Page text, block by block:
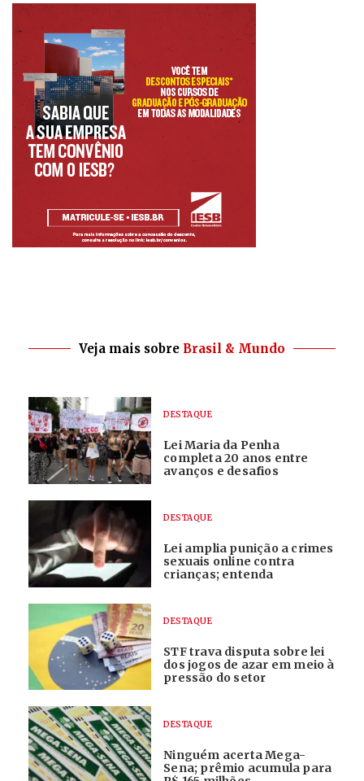
Veja mais sobre Brasil & Mundo
DESTAQUE
Lei Maria da Penha
completa 20 anos entre
avanços e desafios
DESTAQUE
Lei amplia punição a crimes
sexuais online contra
crianças; entenda
DESTAQUE
STF trava disputa sobre lei
dos jogos de azar em meio à
pressão do setor
DESTAQUE
Ninguém acerta Mega-
Sena; prêmio acumula para